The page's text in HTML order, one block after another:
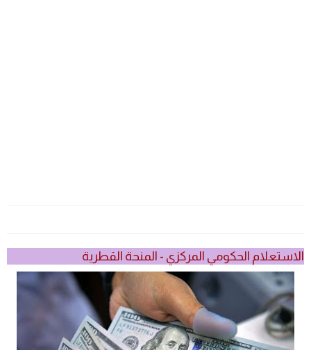
الاستعلام الحكومي المركزي - المنحة القطرية